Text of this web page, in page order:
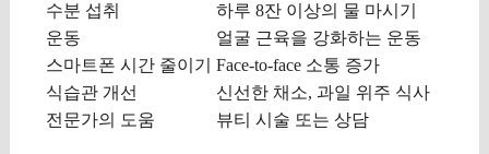
수분 섭취
하루 8잔 이상의 물 마시기
운동
얼굴 근육을 강화하는 운동
스마트폰 시간 줄이기
Face-to-face 소통 증가
식습관 개선
신선한 채소, 과일 위주 식사
전문가의 도움
뷰티 시술 또는 상담